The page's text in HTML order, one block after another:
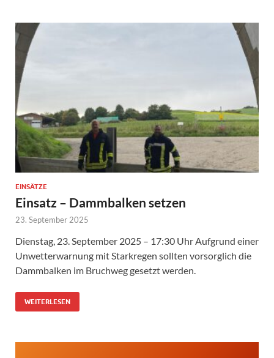
EINSÄTZE
Einsatz – Dammbalken setzen
23. September 2025
Dienstag, 23. September 2025 – 17:30 Uhr Aufgrund einer
Unwetterwarnung mit Starkregen sollten vorsorglich die
Dammbalken im Bruchweg gesetzt werden.
WEITERLESEN